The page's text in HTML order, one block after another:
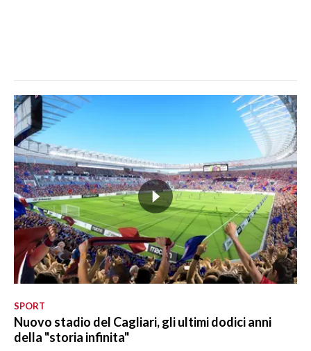
SPORT
Nuovo stadio del Cagliari, gli ultimi dodici anni
della "storia infinita"